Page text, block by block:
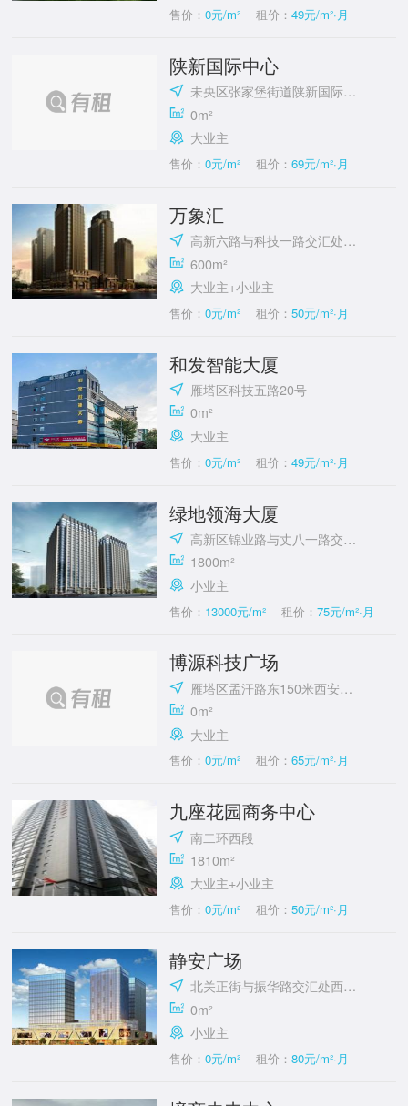
售价：0元/m² 租价： 49元/m²·月
陕新国际中心
未央区张家堡街道陕新国际中心
0m²
大业主
售价：0元/m² 租价： 69元/m²·月
万象汇
高新六路与科技一路交汇处东南角
600m²
大业主+小业主
售价：0元/m² 租价： 50元/m²·月
和发智能大厦
雁塔区科技五路20号
0m²
大业主
售价：0元/m² 租价： 49元/m²·月
绿地领海大厦
高新区锦业路与丈八一路交汇处
1800m²
小业主
售价： 13000元/m² 租价： 75元/m²·月
博源科技广场
雁塔区孟汗路东150米西安交通大学国家大学科技园(雁翔路)附近
0m²
大业主
售价：0元/m² 租价： 65元/m²·月
九座花园商务中心
南二环西段
1810m²
大业主+小业主
售价：0元/m² 租价： 50元/m²·月
静安广场
北关正街与振华路交汇处西北角
0m²
小业主
售价：0元/m² 租价： 80元/m²·月